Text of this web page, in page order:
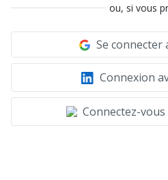
ou, si vous
Se connecter
Connexion
Connectez-vous